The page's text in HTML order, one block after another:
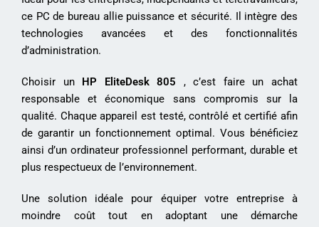
ce PC de bureau allie puissance et sécurité. Il intègre des
technologies avancées et des fonctionnalités
d’administration.
Choisir un HP EliteDesk 805 , c’est faire un achat
responsable et économique sans compromis sur la
qualité. Chaque appareil est testé, contrôlé et certifié afin
de garantir un fonctionnement optimal. Vous bénéficiez
ainsi d’un ordinateur professionnel performant, durable et
plus respectueux de l’environnement.
Une solution idéale pour équiper votre entreprise à
moindre coût tout en adoptant une démarche